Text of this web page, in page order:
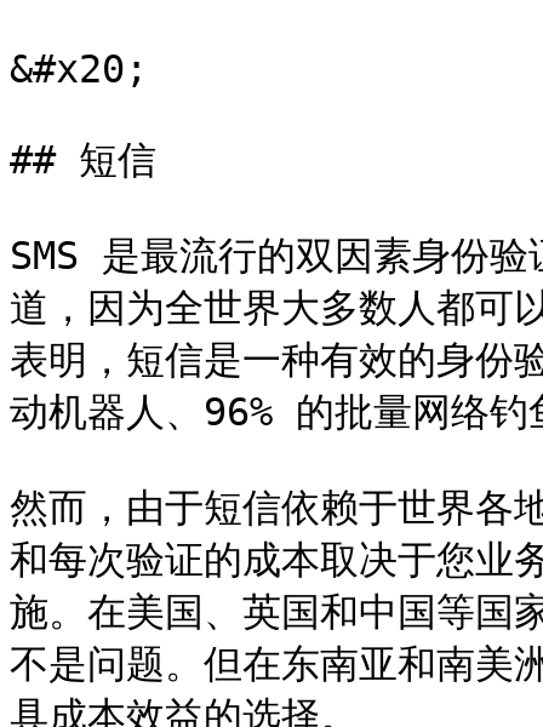
&#x20;
## 短信
SMS 是最流行的双因素身
道，因为全世界大多数人都
表明，短信是一种有效的身
动机器人、96% 的批量网络
然而，由于短信依赖于世界各
和每次验证的成本取决于您业
施。在美国、英国和中国等国
不是问题。但在东南亚和南美
具成本效益的选择。